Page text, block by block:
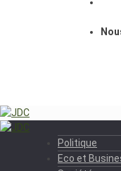
Politique
Eco et